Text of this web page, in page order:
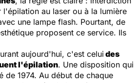
au laser ou à la lumière
une lampe flash. Pourtant, de
proposent ce service. Ils
aujourd'hui, c'est celui des
l'épilation. Une disposition qui
de 1974. Au début de chaque